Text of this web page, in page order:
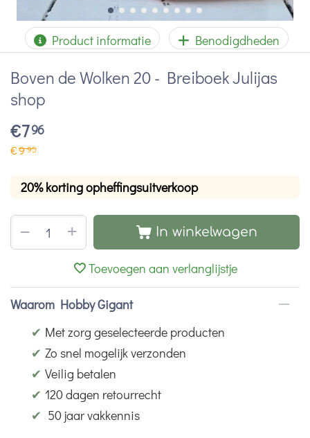
Product informatie Benodigdheden
Boven de Wolken 20 - Breiboek Julijas
shop
€796
€995
20% korting opheffingsuitverkoop
+
− In winkelwagen
Toevoegen aan verlanglijstje
Waarom Hobby Gigant
✔ Met zorg geselecteerde producten
✔ Zo snel mogelijk verzonden
✔ Veilig betalen
✔ 120 dagen retourrecht
✔ 50 jaar vakkennis